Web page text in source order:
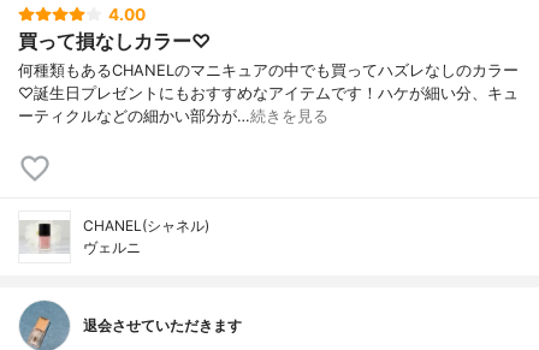
4.00
買って損なしカラー♡
何種類もあるCHANELのマニキュアの中でも買ってハズレなしのカラー
♡誕生日プレゼントにもおすすめなアイテムです！ハケが細い分、キュ
ーティクルなどの細かい部分が…続きを見る
CHANEL(シャネル)
ヴェルニ
退会させていただきます